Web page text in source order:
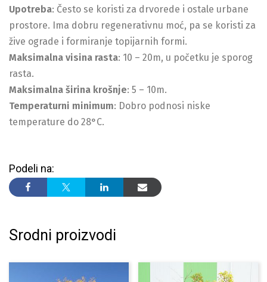
Upotreba: Često se koristi za drvorede i ostale urbane
prostore. Ima dobru regenerativnu moć, pa se koristi za
žive ograde i formiranje topijarnih formi.
Maksimalna visina rasta: 10 – 20m, u početku je sporog
rasta.
Maksimalna širina krošnje: 5 – 10m.
Temperaturni minimum: Dobro podnosi niske
temperature do 28°C.
Podeli na:
Srodni proizvodi